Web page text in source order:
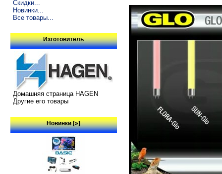
Скидки...
Новинки...
Все товары...
Изготовитель
Домашняя страница HAGEN
Другие его товары
Новинки [»]